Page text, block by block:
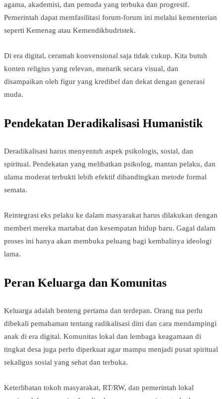
agama, akademisi, dan pemuda yang terbuka dan progresif.
Pemerintah dapat memfasilitasi forum-forum ini melalui kementerian
seperti Kemenag atau Kemendikbudristek.
Di era digital, ceramah konvensional saja tidak cukup. Kita butuh
konten religius yang relevan, menarik secara visual, dan
disampaikan oleh figur yang kredibel dan dekat dengan generasi
muda.
Pendekatan Deradikalisasi Humanistik
Deradikalisasi harus menyentuh aspek psikologis, sosial, dan
spiritual. Pendekatan yang melibatkan psikolog, mantan pelaku, dan
ulama moderat terbukti lebih efektif dibandingkan metode formal
semata.
Reintegrasi eks pelaku ke dalam masyarakat harus dilakukan dengan
memberi mereka martabat dan kesempatan hidup baru. Gagal dalam
proses ini hanya akan membuka peluang bagi kembalinya ideologi
lama.
Peran Keluarga dan Komunitas
Keluarga adalah benteng pertama dan terdepan. Orang tua perlu
dibekali pemahaman tentang radikalisasi dini dan cara mendampingi
anak di era digital. Komunitas lokal dan lembaga keagamaan di
tingkat desa juga perlu diperkuat agar mampu menjadi pusat spiritual
sekaligus sosial yang sehat dan terbuka.
Keterlibatan tokoh masyarakat, RT/RW, dan pemerintah lokal